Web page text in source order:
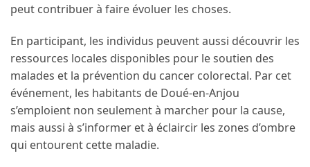
peut contribuer à faire évoluer les choses.
En participant, les individus peuvent aussi découvrir les
ressources locales disponibles pour le soutien des
malades et la prévention du cancer colorectal. Par cet
événement, les habitants de Doué-en-Anjou
s’emploient non seulement à marcher pour la cause,
mais aussi à s’informer et à éclaircir les zones d’ombre
qui entourent cette maladie.